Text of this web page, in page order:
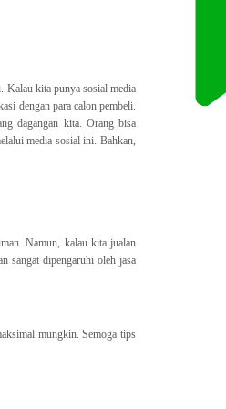
Kalau kita punya sosial media
dengan para calon pembeli.
dagangan kita. Orang bisa
media sosial ini. Bahkan,
Namun, kalau kita jualan
sangat dipengaruhi oleh jasa
mungkin. Semoga tips